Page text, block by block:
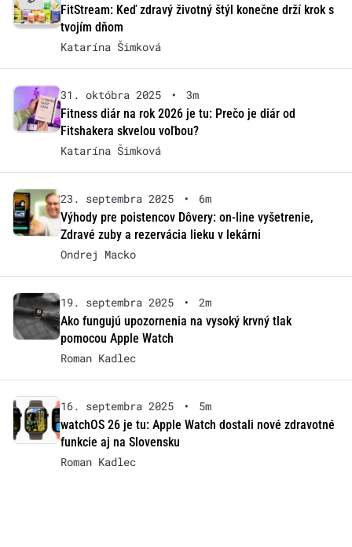
FitStream: Keď zdravý životný štýl konečne drží krok s
tvojím dňom
Katarína Šimková
31. októbra 2025 •
3m
Fitness diár na rok 2026 je tu: Prečo je diár od
Fitshakera skvelou voľbou?
Katarína Šimková
23. septembra 2025 •
6m
Výhody pre poistencov Dôvery: on-line vyšetrenie,
Zdravé zuby a rezervácia lieku v lekárni
Ondrej Macko
19. septembra 2025 •
2m
Ako fungujú upozornenia na vysoký krvný tlak
pomocou Apple Watch
Roman Kadlec
16. septembra 2025 •
5m
watchOS 26 je tu: Apple Watch dostali nové zdravotné
funkcie aj na Slovensku
Roman Kadlec